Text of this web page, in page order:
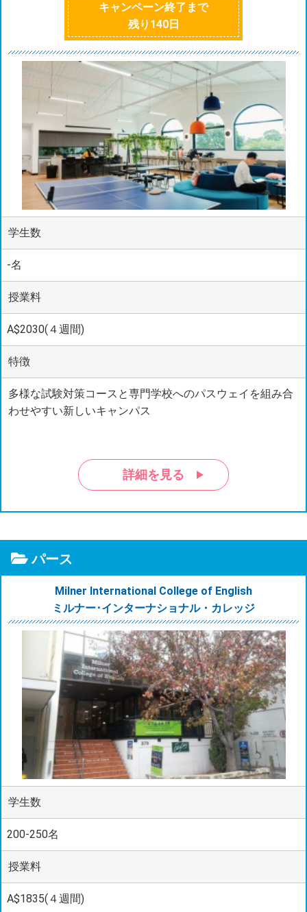
キャンペーン終了まで
残り 140日
学生数
-名
授業料
A$2030(４週間)
特徴
多様な試験対策コースと専門学校へのパスウェイを組み合
わせやすい新しいキャンパス
詳細を見る
パース
Milner International College of English
ミルナー･インターナショナル・カレッジ
学生数
200-250名
授業料
A$1835(４週間)